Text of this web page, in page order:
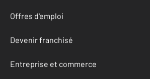
Offres d'emploi
Devenir franchisé
Entreprise et commerce